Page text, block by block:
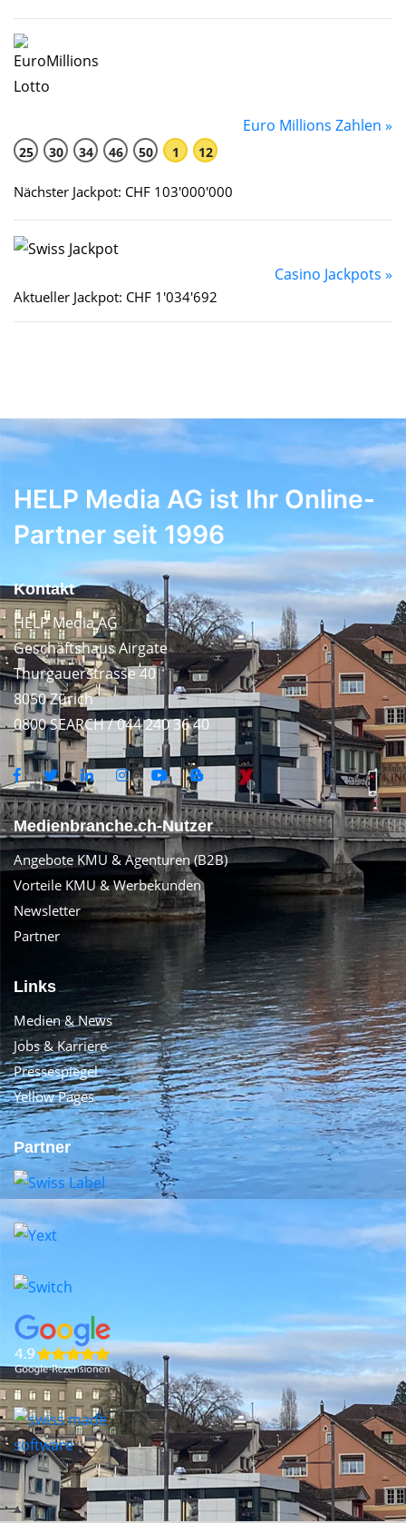
Euro Millions Zahlen »
25 30 34 46 50 1 12
Nächster Jackpot: CHF 103'000'000
Casino Jackpots »
Aktueller Jackpot: CHF 1'034'692
HELP Media AG ist Ihr Online-
Partner seit 1996
Kontakt
HELP Media AG
Geschäftshaus Airgate
Thurgauerstrasse 40
8050 Zürich
0800 SEARCH / 044 240 36 40
Medienbranche.ch-Nutzer
Angebote KMU & Agenturen (B2B)
Vorteile KMU & Werbekunden
Newsletter
Partner
Links
Medien & News
Jobs & Karriere
Pressespiegel
Yellow Pages
Partner